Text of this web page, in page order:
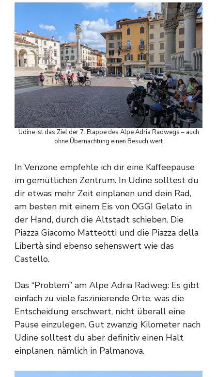
Udine ist das Ziel der 7. Etappe des Alpe Adria Radwegs – auch
ohne Übernachtung einen Besuch wert
In Venzone empfehle ich dir eine Kaffeepause
im gemütlichen Zentrum. In Udine solltest du
dir etwas mehr Zeit einplanen und dein Rad,
am besten mit einem Eis von OGGI Gelato in
der Hand, durch die Altstadt schieben. Die
Piazza Giacomo Matteotti und die Piazza della
Libertà sind ebenso sehenswert wie das
Castello.
Das “Problem” am Alpe Adria Radweg: Es gibt
einfach zu viele faszinierende Orte, was die
Entscheidung erschwert, nicht überall eine
Pause einzulegen. Gut zwanzig Kilometer nach
Udine solltest du aber definitiv einen Halt
einplanen, nämlich in Palmanova.